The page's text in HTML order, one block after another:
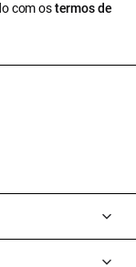
com ostermos de